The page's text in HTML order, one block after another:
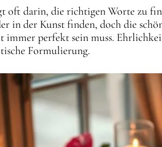
oft darin, die richtigen Worte zu
in der Kunst finden, doch die
immer perfekt sein muss.
Formulierung.